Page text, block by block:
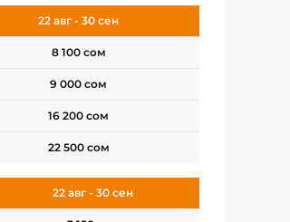
22 авг - 30 сен
8 100 сом
9 000 сом
16 200 сом
22 500 сом
22 авг - 30 сен